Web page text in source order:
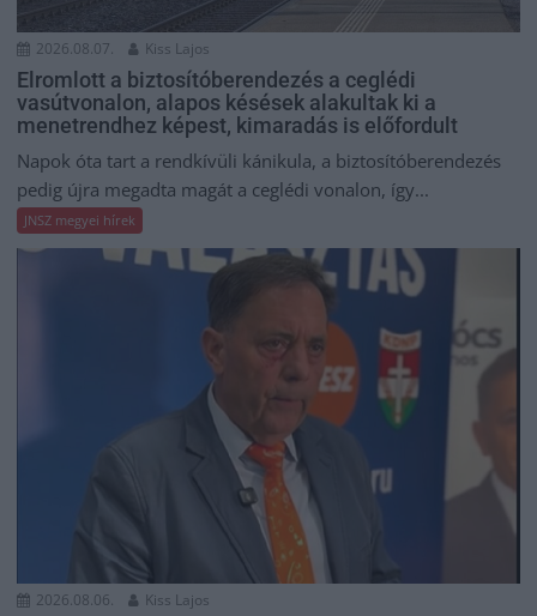
2026.08.07. Kiss Lajos
Elromlott a biztosítóberendezés a ceglédi
vasútvonalon, alapos késések alakultak ki a
menetrendhez képest, kimaradás is előfordult
Napok óta tart a rendkívüli kánikula, a biztosítóberendezés
pedig újra megadta magát a ceglédi vonalon, így...
JNSZ megyei hírek
2026.08.06. Kiss Lajos